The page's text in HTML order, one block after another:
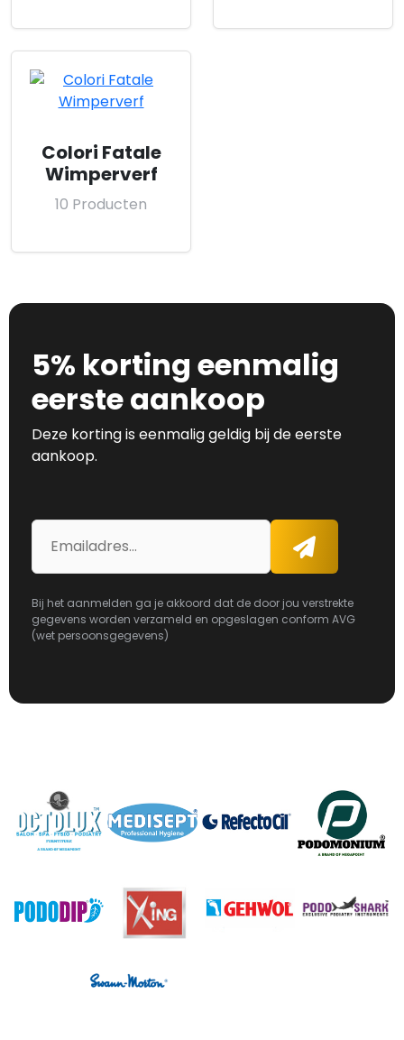
Colori Fatale
Wimperverf
10 Producten
5% korting eenmalig
eerste aankoop
Deze korting is eenmalig geldig bij de eerste
aankoop.
E-
mailadres
Aanmelden
Bij het aanmelden ga je akkoord dat de door jou verstrekte
gegevens worden verzameld en opgeslagen conform AVG
(wet persoonsgegevens)